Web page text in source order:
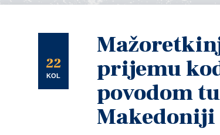
22
KOL
prijemu
povodom
Makedoniji